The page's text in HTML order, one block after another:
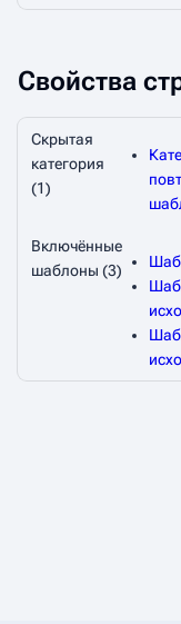
Свойства
Скрытая
категория
(1)
Включённые
шаблоны (3)